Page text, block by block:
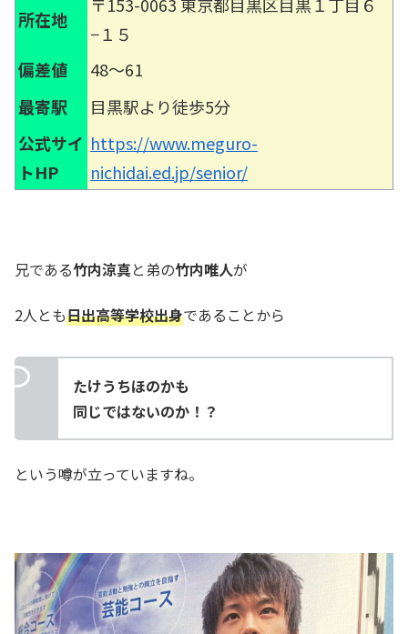
所在地
〒153-0063 東京都目黒区目黒１丁目６
−１５
偏差値
48〜61
最寄駅
目黒駅より徒歩5分
公式サイ
トHP
https://www.meguro-
nichidai.ed.jp/senior/
兄である竹内涼真と弟の竹内唯人が
2人とも日出高等学校出身であることから
たけうちほのかも
同じではないのか！？
という噂が立っていますね。